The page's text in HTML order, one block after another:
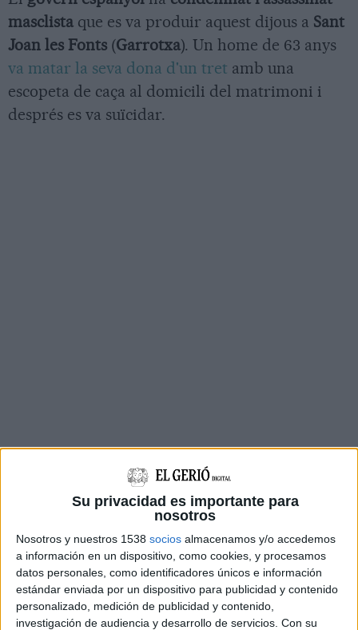
Su privacidad es importante para
nosotros
Nosotros y nuestros 1538 socios almacenamos y/o accedemos
a información en un dispositivo, como cookies, y procesamos
datos personales, como identificadores únicos e información
estándar enviada por un dispositivo para publicidad y contenido
personalizado, medición de publicidad y contenido,
investigación de audiencia y desarrollo de servicios. Con su
masclista que es va produir aquest dijous a Sant
Joan les Fonts (Garrotxa). Un home de 63 anys
va matar la seva dona d'un tret amb una
escopeta de caça al domicili del matrimoni i
després es va suïcidar.
La portaveu de l'executiu espanyol,
Rodríguez, ha expressat la "rotunda condemna"
de l'executiu espanyol per aquest assassinat
masclista a la demarcació de Girona. En un
comunicat, el Ministeri d'Igualtat ha recordat